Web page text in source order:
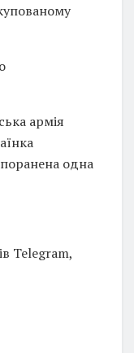
армія
одна
Telegram,